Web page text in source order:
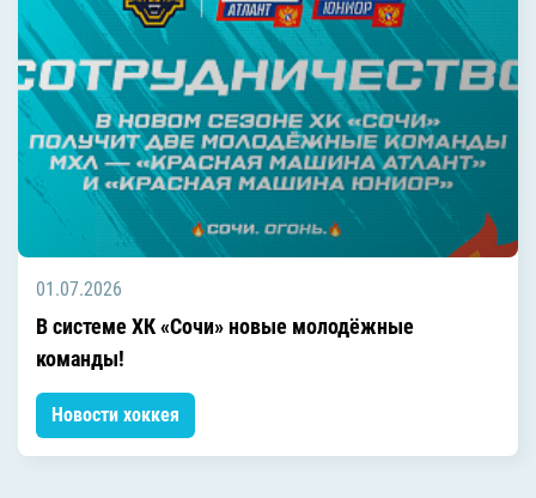
01.07.2026
В системе ХК «Сочи» новые молодёжные
команды!
Новости хоккея